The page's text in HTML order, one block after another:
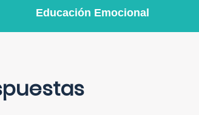
Educación Emocional